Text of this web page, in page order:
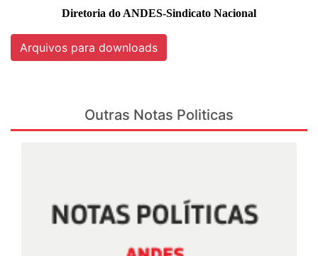
Diretoria do ANDES-Sindicato Nacional
Arquivos para downloads
Outras Notas Politicas